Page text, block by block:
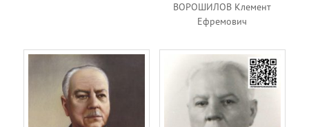
ВОРОШИЛОВ Клемент
Ефремович